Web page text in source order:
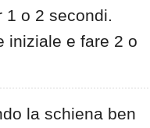
1 o 2 secondi.
iniziale e fare 2 o
la schiena ben